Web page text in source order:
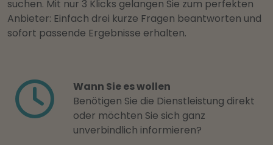
suchen. Mit nur 3 Klicks gelangen Sie zum perfekten
Anbieter: Einfach drei kurze Fragen beantworten und
sofort passende Ergebnisse erhalten.
Wann Sie es wollen
Benötigen Sie die Dienstleistung direkt
oder möchten Sie sich ganz
unverbindlich informieren?